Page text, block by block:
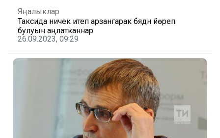
Яңалыклар
Таксида ничек итеп арзангарак бәядән йөреп
булуын аңлатканнар
26.09.2023, 09:29